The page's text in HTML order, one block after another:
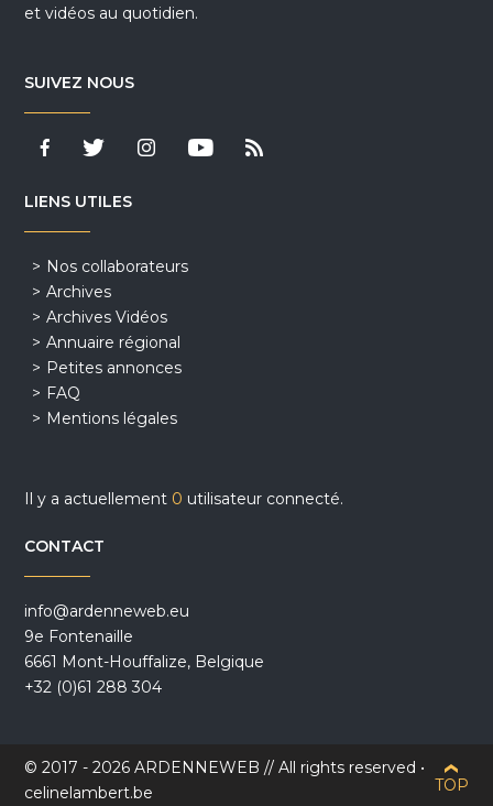
et vidéos au quotidien.
SUIVEZ NOUS
LIENS UTILES
Nos collaborateurs
Archives
Archives Vidéos
Annuaire régional
Petites annonces
FAQ
Mentions légales
Il y a actuellement 0 utilisateur connecté.
CONTACT
info@ardenneweb.eu
9e Fontenaille
6661 Mont-Houffalize, Belgique
+32 (0)61 288 304
© 2017 - 2026 ARDENNEWEB // All rights reserved •
celinelambert.be
TOP